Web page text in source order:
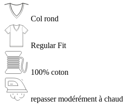
Col rond
Regular Fit
100% coton
repasser modérément à chaud